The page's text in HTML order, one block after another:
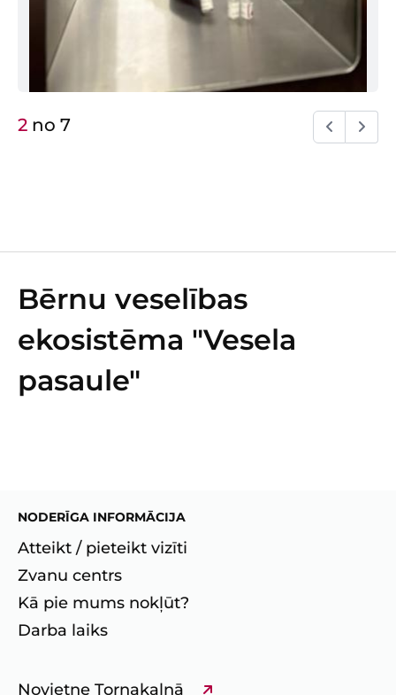
2 no 7
Bērnu veselības
ekosistēma "Vesela
pasaule"
NODERĪGA INFORMĀCIJA
Atteikt / pieteikt vizīti
Zvanu centrs
Kā pie mums nokļūt?
Darba laiks
Novietne Torņakalnā